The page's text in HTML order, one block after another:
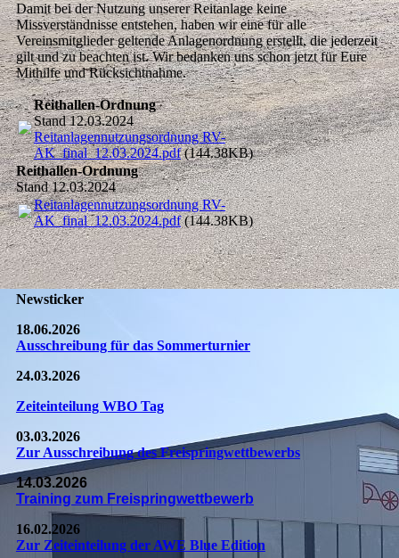
Damit bei der Nutzung unserer Reitanlage keine
Missverständnisse entstehen, haben wir eine für alle
Vereinsmitglieder geltende Anlagenordnung erstellt, die jederzeit
gilt und zu beachten ist. Wir bedanken uns schon jetzt für Eure
Mithilfe und Rücksichtnahme.
Reithallen-Ordnung
Stand 12.03.2024
Reitanlagennutzungsordnung RV-
AK_final_12.03.2024.pdf(144.38KB)
Reithallen-Ordnung
Stand 12.03.2024
Reitanlagennutzungsordnung RV-
AK_final_12.03.2024.pdf(144.38KB)
Newsticker
18.06.2026
Ausschreibung für das Sommerturnier
24.03.2026
Zeiteinteilung WBO Tag
03.03.2026
Zur Ausschreibung des Freispringwettbewerbs
14.03.2026
Training zum Freispringwettbewerb
16.02.2026
Zur Zeiteinteilung der AWE Blue Edition